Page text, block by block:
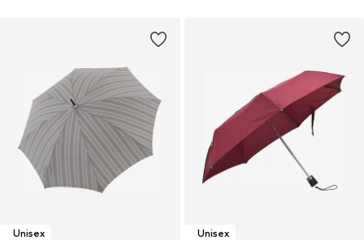
Unisex Unisex